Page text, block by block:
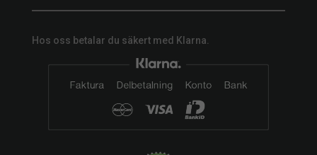
Hos oss betalar du säkert med Klarna.